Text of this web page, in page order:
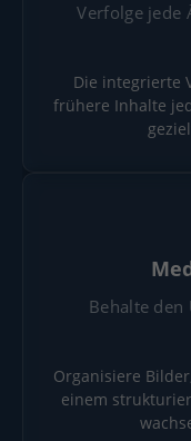
Verfolge jede
Die integrierte
frühere Inhalte
Behalte
Organisiere
einem